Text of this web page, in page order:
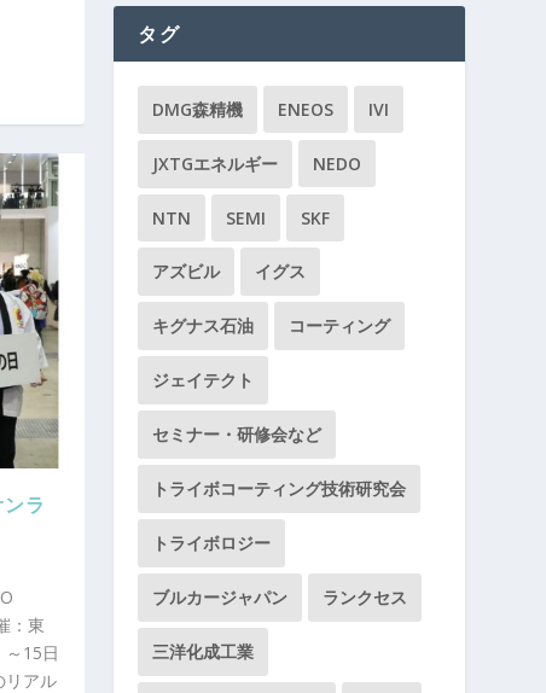
ラ
：東
15日
リアル
タグ
DMG森精機 ENEOS IVI
JXTGエネルギー NEDO
NTN SEMI SKF
アズビル イグス
キグナス石油 コーティング
ジェイテクト
セミナー・研修会など
トライボコーティング技術研究会
トライボロジー
ブルカージャパン ランクセス
三洋化成工業